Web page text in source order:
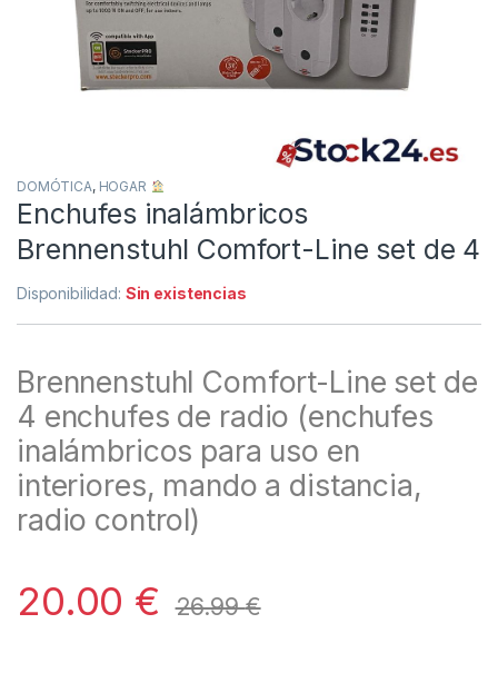
DOMÓTICA, HOGAR
Enchufes inalámbricos
Brennenstuhl Comfort-Line set de 4
Disponibilidad: Sin existencias
Brennenstuhl Comfort-Line set de
4 enchufes de radio (enchufes
inalámbricos para uso en
interiores, mando a distancia,
radio control)
20.00 € 26.99€